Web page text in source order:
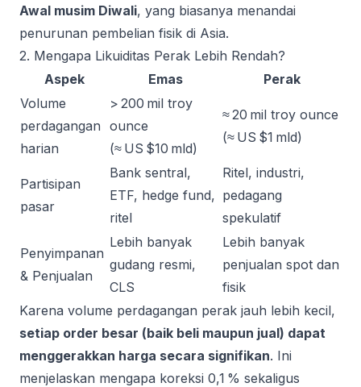
Awal musim Diwali, yang biasanya menandai
penurunan pembelian fisik di Asia.
2. Mengapa Likuiditas Perak Lebih Rendah?
Aspek
Emas
Perak
Volume
perdagangan
harian
> 200 mil troy
ounce
(≈ US $10 mld)
≈ 20 mil troy ounce
(≈ US $1 mld)
Partisipan
pasar
Bank sentral,
ETF, hedge fund,
ritel
Ritel, industri,
pedagang
spekulatif
Penyimpanan
& Penjualan
Lebih banyak
gudang resmi,
CLS
Lebih banyak
penjualan spot dan
fisik
Karena volume perdagangan perak jauh lebih kecil,
setiap order besar (baik beli maupun jual) dapat
menggerakkan harga secara signifikan. Ini
menjelaskan mengapa koreksi 0,1 % sekaligus